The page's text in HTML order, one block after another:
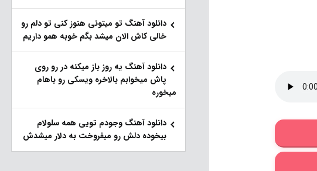
دانلود آهنگ تو میتونی هنوز کنی تو دلم رو
خالی کاش الان میشد بگم خوبه همو داریم
دانلود آهنگ یه روز باز‌ میکنه در رو روی
پاش میخوابم بالاخره ویسکی رو باهام
میخوره
دانلود آهنگ وجودم تویی همه سلولام
بیخوده دلش رو میفروخت به دلار میشدش